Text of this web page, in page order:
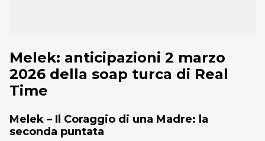
Melek: anticipazioni 2 marzo
2026 della soap turca di Real
Time
Melek – Il Coraggio di una Madre: la
seconda puntata